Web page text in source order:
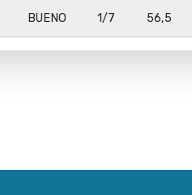
BUENO 1/7 56,5